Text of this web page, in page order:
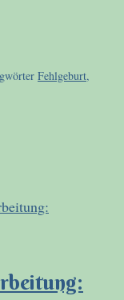
Fehlgeburt,